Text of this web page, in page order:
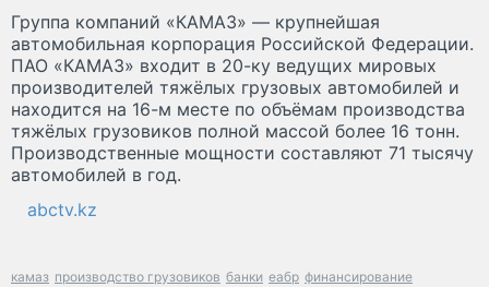
Группа компаний «КАМАЗ» — крупнейшая
автомобильная корпорация Российской Федерации.
ПАО «КАМАЗ» входит в 20-ку ведущих мировых
производителей тяжёлых грузовых автомобилей и
находится на 16-м месте по объёмам производства
тяжёлых грузовиков полной массой более 16 тонн.
Производственные мощности составляют 71 тысячу
автомобилей в год.
abctv.kz
камаз производство грузовиков банки еабр финансирование